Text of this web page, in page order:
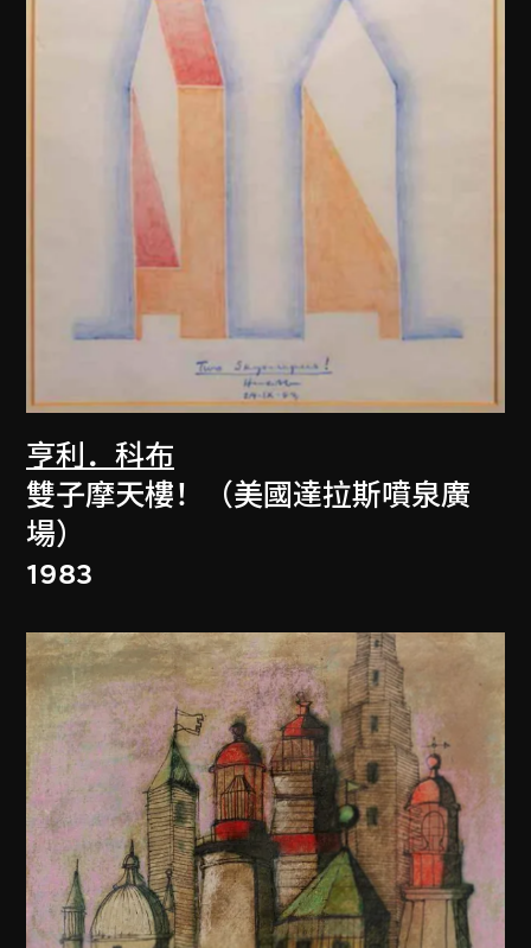
亨利．科布
雙子摩天樓！（美國達拉斯噴泉廣
場）
1983